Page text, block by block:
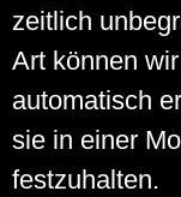
zeitlich
Art können
automatisch
sie in einer
festzuhalten.